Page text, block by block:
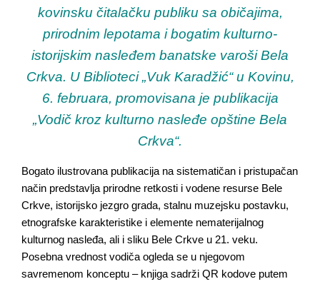
kovinsku čitalačku publiku sa običajima,
prirodnim lepotama i bogatim kulturno-
istorijskim nasleđem banatske varoši Bela
Crkva. U Biblioteci „Vuk Karadžić“ u Kovinu,
6. februara, promovisana je publikacija
„Vodič kroz kulturno nasleđe opštine Bela
Crkva“.
Bogato ilustrovana publikacija na sistematičan i pristupačan
način predstavlja prirodne retkosti i vodene resurse Bele
Crkve, istorijsko jezgro grada, stalnu muzejsku postavku,
etnografske karakteristike i elemente nematerijalnog
kulturnog nasleđa, ali i sliku Bele Crkve u 21. veku.
Posebna vrednost vodiča ogleda se u njegovom
savremenom konceptu – knjiga sadrži QR kodove putem